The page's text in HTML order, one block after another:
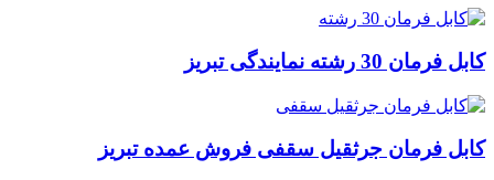
کابل فرمان 30 رشته نمایندگی تبریز
کابل فرمان جرثقیل سقفی فروش عمده تبریز